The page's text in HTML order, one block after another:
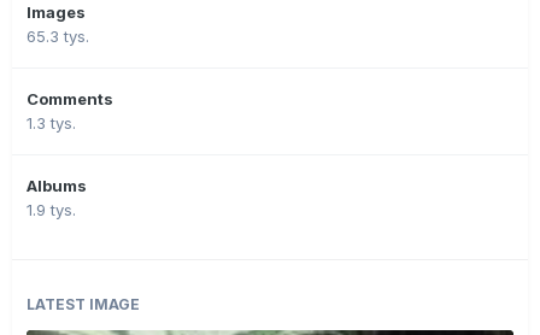
Images
65.3 tys.
Comments
1.3 tys.
Albums
1.9 tys.
LATEST IMAGE